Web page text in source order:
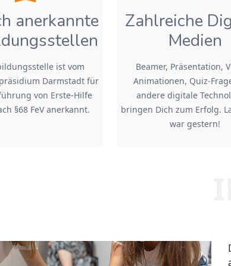
anerkannte
ist vom
Darmstadt für
von Erste-Hilfe
§68 FeV anerkannt.
Zahlreiche
Medien
Beamer, Präsentation,
Animationen, Quiz-
andere digitale
bringen Dich zum Erfolg.
war gestern!